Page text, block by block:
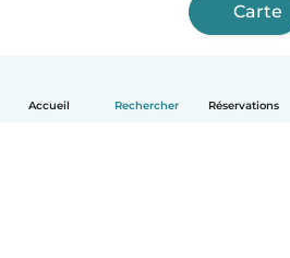
Accueil Rechercher Réservations
Carte